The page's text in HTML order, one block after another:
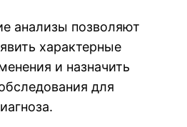
анализы позволяют
характерные
и назначить
для